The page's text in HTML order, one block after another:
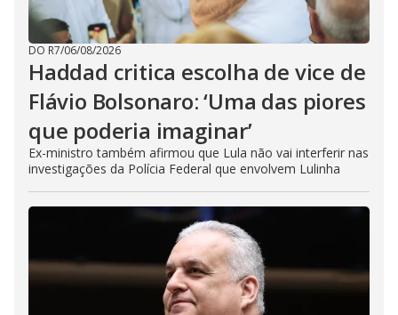
DO R7/06/08/2026
Haddad critica escolha de vice de
Flávio Bolsonaro: ‘Uma das piores
que poderia imaginar’
Ex-ministro também afirmou que Lula não vai interferir nas
investigações da Polícia Federal que envolvem Lulinha